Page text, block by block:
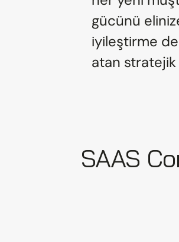
gücünü
iyileştirme
atan stratejik
SAAS